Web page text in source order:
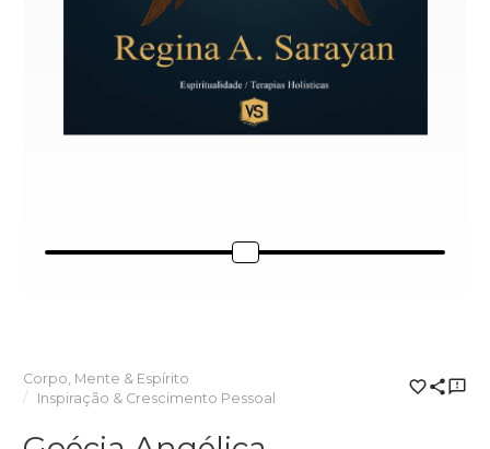
Corpo, Mente & Espírito
Inspiração & Crescimento Pessoal